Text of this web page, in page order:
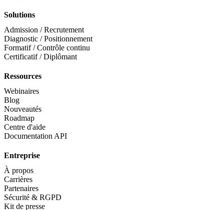
Solutions
Admission / Recrutement
Diagnostic / Positionnement
Formatif / Contrôle continu
Certificatif / Diplômant
Ressources
Webinaires
Blog
Nouveautés
Roadmap
Centre d'aide
Documentation API
Entreprise
À propos
Carrières
Partenaires
Sécurité & RGPD
Kit de presse